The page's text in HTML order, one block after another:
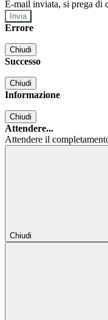
E-mail inviata, si prega di
Errore
Chiudi
Successo
Chiudi
Informazione
Chiudi
Attendere...
Attendere il
Chiudi